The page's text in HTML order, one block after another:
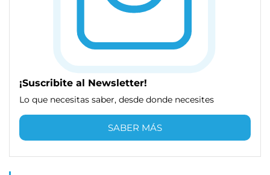
¡Suscribite al Newsletter!
Lo que necesitas saber, desde donde necesites
SABER MÁS